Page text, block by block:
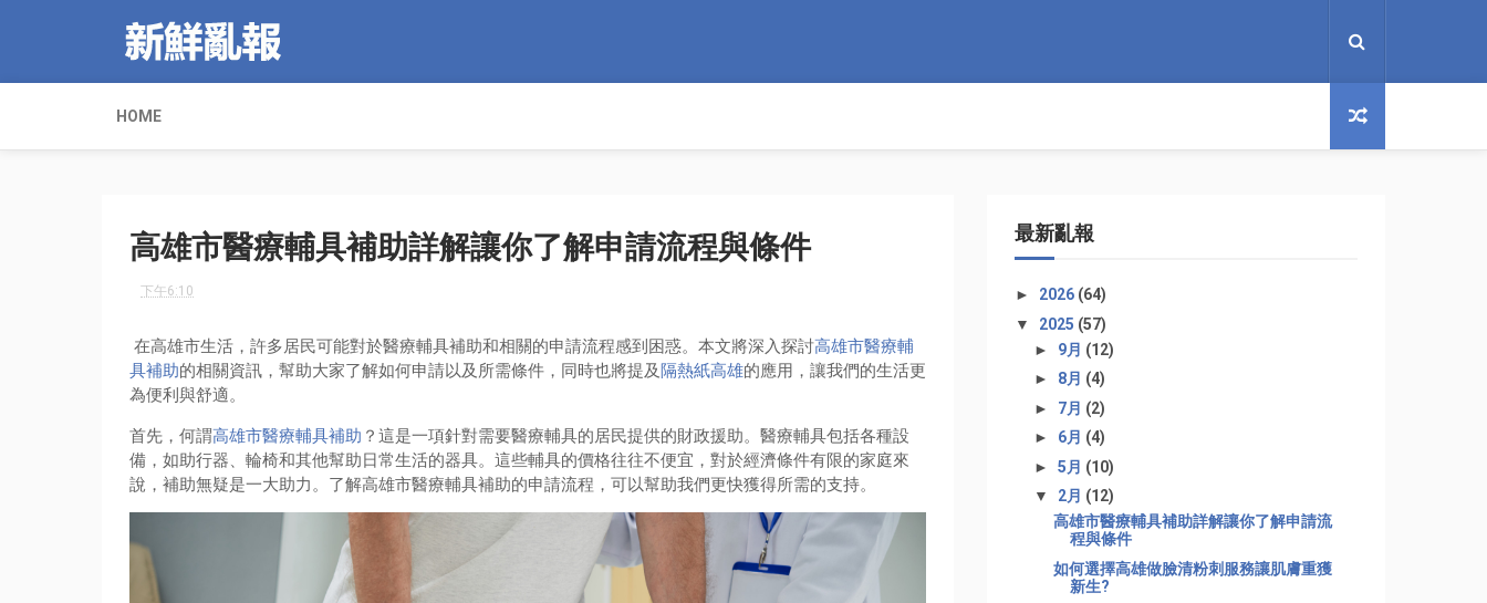
HOME
高雄市醫療輔具補助詳解讓你了解申請流程與條件
下午6:10
在高雄市生活，許多居民可能對於醫療輔具補助和相關的申請流程感到困惑。本文將深入探討高雄市醫療輔
具補助的相關資訊，幫助大家了解如何申請以及所需條件，同時也將提及隔熱紙高雄的應用，讓我們的生活更
為便利與舒適。
首先，何謂高雄市醫療輔具補助 ？這是一項針對需要醫療輔具的居民提供的財政援助。醫療輔具包括各種設
備，如助行器、輪椅和其他幫助日常生活的器具。這些輔具的價格往往不便宜，對於經濟條件有限的家庭來
說，補助無疑是一大助力。了解高雄市醫療輔具補助的申請流程，可以幫助我們更快獲得所需的支持。
最新亂報
► 2026 (64)
▼ 2025 (57)
► 9月 (12)
► 8月 (4)
► 7月 (2)
► 6月 (4)
► 5月 (10)
▼ 2月 (12)
高雄市醫療輔具補助詳解讓你了解申請流
程與條件
如何選擇高雄做臉清粉刺服務讓肌膚重獲
新生?